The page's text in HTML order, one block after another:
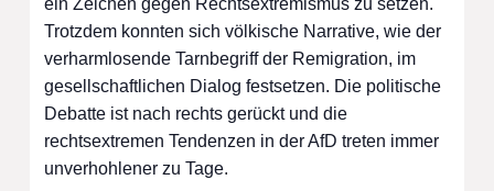
ein Zeichen gegen Rechtsextremismus zu setzen.
Trotzdem konnten sich völkische Narrative, wie der
verharmlosende Tarnbegriff der Remigration, im
gesellschaftlichen Dialog festsetzen. Die politische
Debatte ist nach rechts gerückt und die
rechtsextremen Tendenzen in der AfD treten immer
unverhohlener zu Tage.